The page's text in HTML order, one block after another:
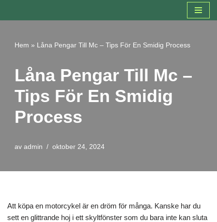
innehåll
Hem » Låna Pengar Till Mc – Tips För En Smidig Process
Låna Pengar Till Mc –
Tips För En Smidig
Process
av admin oktober 24, 2024
Att köpa en motorcykel är en dröm för många. Kanske har du
sett en glittrande hoj i ett skyltfönster som du bara inte kan sluta